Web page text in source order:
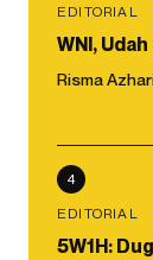
EDITORIAL
WNI,
Risma
4
EDITORIAL
5W1H: